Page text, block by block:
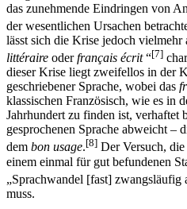
das zunehmende Eindringen von
der wesentlichen Ursachen
lässt sich die Krise jedoch vielmehr
littéraire oderfrançais écrit“[7]
dieser Krise liegt zweifellos in der
geschriebener Sprache, wobei das
klassischen Französisch, wie es in
Jahrhundert zu finden ist, verhaftet
gesprochenen Sprache abweicht –
dem bon usage.[8] Der Versuch,
einem einmal für gut befundenen
„Sprachwandel [fast] zwangsläufig
muss.